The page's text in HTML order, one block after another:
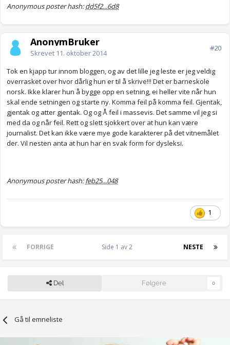
Anonymous poster hash:dd5f2...6d8
AnonymBruker
Skrevet 11. oktober 2014
#20
Tok en kjapp tur innom bloggen, og av det lille jeg leste er jeg veldig
overrasket over hvor dårlig hun er til å skrive!!! Det er barneskole
norsk. Ikke klarer hun å bygge opp en setning, ei heller vite når hun
skal ende setningen og starte ny. Komma feil på komma feil. Gjentak,
gjentak og atter gjentak. Og og Å feil i massevis. Det samme vil jeg si
med da og når feil. Rett og slett sjokkert over at hun kan være
journalist. Det kan ikke være mye gode karakterer på det vitnemålet
der. Vil nesten anta at hun har en svak form for dysleksi.
Anonymous poster hash:feb25...048
1
FORRIGE NESTE
Side 1 av 2
Del Følgere 0
Gå til emneliste